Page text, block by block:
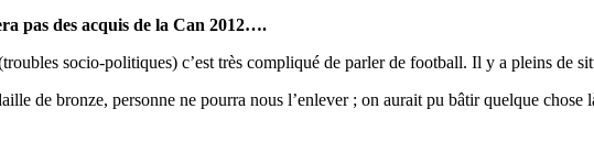
pas des acquis de la Can 2012….
socio-politiques) c’est très compliqué de parler de football. Il y a pleins de
de bronze, personne ne pourra nous l’enlever ; on aurait pu bâtir quelque chose